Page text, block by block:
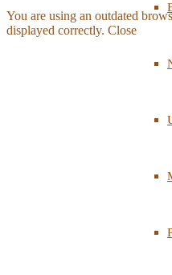
You are using an outdated
displayed correctly. Close